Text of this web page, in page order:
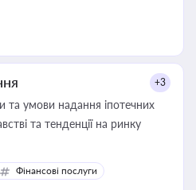
+3
та умови надання іпотечних
та тенденції на ринку
Фінансові послуги